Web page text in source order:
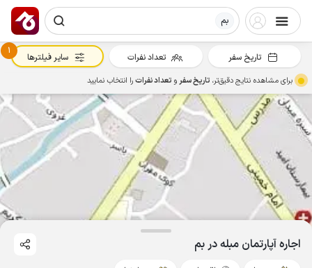
بم
اجاره آپارتمان مبله در بم
تاریخ سفر تعداد نفرات
1
سایر فیلترها
برای مشاهده نتایج دقیق‌تر، تاریخ سفرو تعداد نفراترا انتخاب نمایید